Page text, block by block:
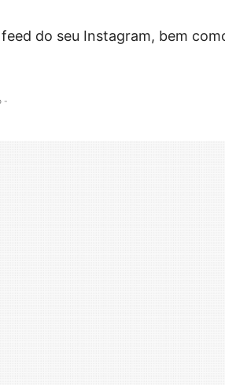
do seu Instagram, bem
-